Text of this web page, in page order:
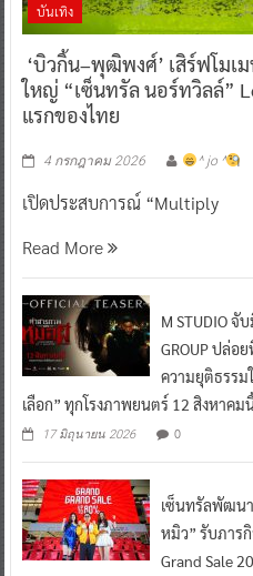
บันเทิง
‘บิวกิ้น–พุฒิพงศ์’ เสิร์ฟโมเ
ใหญ่ “เซ็นทรัล นอร์ทวิลล์”
แรกของไทย
4 กรกฎาคม 2026 ^ jo ^
เปิดประสบการณ์ “Multiply
Read More
M STUDIO จั
GROUP ปล่อ
ความยุติธรรม
เลือก” ทุกโรงภาพยนตร์ 12 สิงหาคมนี้
17 มิถุนายน 2026 0
เซ็นทรัลพัฒน
หมิว” รับภารกิ
Grand Sale